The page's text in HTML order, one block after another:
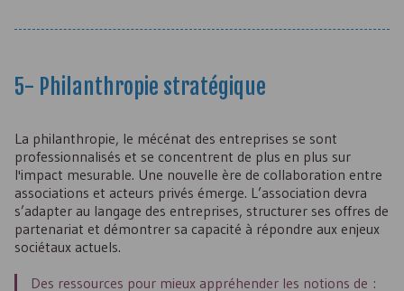
5- Philanthropie stratégique
La philanthropie, le mécénat des entreprises se sont
professionnalisés et se concentrent de plus en plus sur
l'impact mesurable. Une nouvelle ère de collaboration entre
associations et acteurs privés émerge. L’association devra
s’adapter au langage des entreprises, structurer ses offres de
partenariat et démontrer sa capacité à répondre aux enjeux
sociétaux actuels.
Des ressources pour mieux appréhender les notions de :